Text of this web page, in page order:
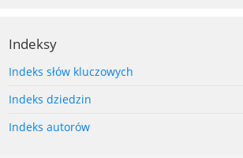
Indeksy
Indeks słów kluczowych
Indeks dziedzin
Indeks autorów